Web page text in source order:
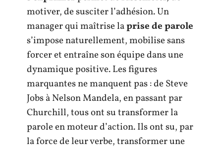
motiver, de susciter l’adhésion. Un
manager qui maîtrise laprise de parole
s’impose naturellement, mobilise sans
forcer et entraîne son équipe dans une
dynamique positive. Les figures
marquantes ne manquent pas : de Steve
Jobs à Nelson Mandela, en passant par
Churchill, tous ont su transformer la
parole en moteur d’action. Ils ont su, par
la force de leur verbe, transformer une